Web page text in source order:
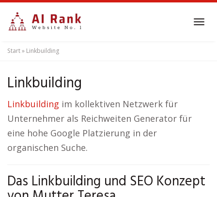
content
Start» Linkbuilding
Linkbuilding
Linkbuilding im kollektiven Netzwerk für
Unternehmer als Reichweiten Generator für
eine hohe Google Platzierung in der
organischen Suche.
Das Linkbuilding und SEO Konzept